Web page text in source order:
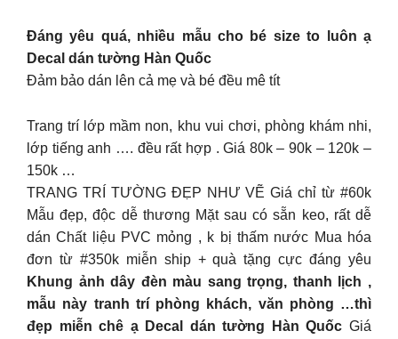
Đáng yêu quá, nhiều mẫu cho bé size to luôn ạ
Decal dán tường Hàn Quốc
Đảm bảo dán lên cả mẹ và bé đều mê tít
Trang trí lớp mầm non, khu vui chơi, phòng khám nhi,
lớp tiếng anh …. đều rất hợp . Giá 80k – 90k – 120k –
150k …
TRANG TRÍ TƯỜNG ĐẸP NHƯ VẼ Giá chỉ từ #60k
Mẫu đẹp, độc dễ thương Mặt sau có sẵn keo, rất dễ
dán Chất liệu PVC mỏng , k bị thấm nước Mua hóa
đơn từ #350k miễn ship + quà tặng cực đáng yêu
Khung ảnh dây đèn màu sang trọng, thanh lịch ,
mẫu này tranh trí phòng khách, văn phòng …thì
đẹp miễn chê ạ Decal dán tường Hàn Quốc Giá